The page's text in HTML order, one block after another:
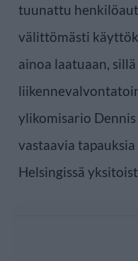
tuunattu
välittömästi
ainoa laatuaan,
ylikomisario
vastaavia
Helsingissä